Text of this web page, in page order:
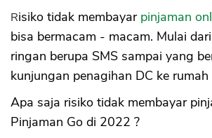
Risiko tidak membayar pinjaman
bisa bermacam - macam. Mulai
ringan berupa SMS sampai yang
kunjungan penagihan DC ke
Apa saja risiko tidak membayar
Pinjaman Go di 2022 ?